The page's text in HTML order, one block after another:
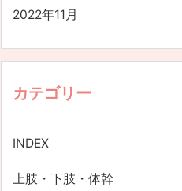
2022年11月
カテゴリー
INDEX
上肢・下肢・体幹